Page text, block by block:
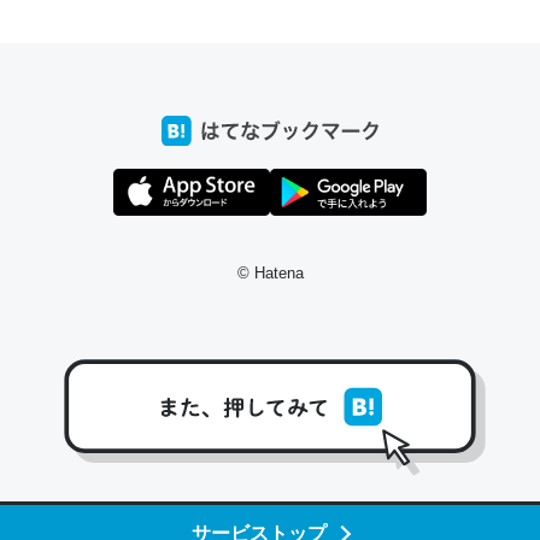
サービストップ
か使わないので回線代ほとんどかからないですよ。参考：
entry/2019/05/15/180534
するくらいだった遠方の父67歳と僕。ITツール導入でコミュニケーションが劇的
が結構効いてるので、気になる場合はにんにくだけ加熱してから加えた
ダーで代用してもいいかも。
まらなくなる南フランス発祥の万能ソース「アイオリソース」の作り方をビストロ
いてみた - メシ通 | ホットペッパーグルメ
© Hatena